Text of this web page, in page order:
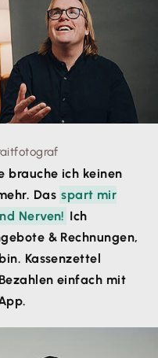
brauche ich keinen
Das spart mir
Nerven! Ich
& Rechnungen,
Kassenzettel
einfach mit